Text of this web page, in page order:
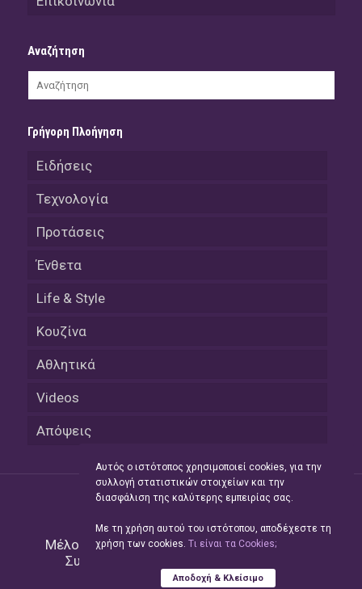
Αναζήτηση
Γρήγορη Πλοήγηση
Ειδήσεις
Τεχνολογία
Προτάσεις
Ένθετα
Life & Style
Κουζίνα
Αθλητικά
Videos
Απόψεις
Μέλος του Δικτύου τηςHellas Press Media
Συντήρηση και Ανάπτυξη
Αυτός ο ιστότοπος χρησιμοποιεί cookies, για την
συλλογή στατιστικών στοιχείων και την
διασφάλιση της καλύτερης εμπειρίας σας.
Με τη χρήση αυτού του ιστότοπου, αποδέχεστε τη
χρήση των cookies. Tι είναι τα Cookies;
Αποδοχή & Κλείσιμο